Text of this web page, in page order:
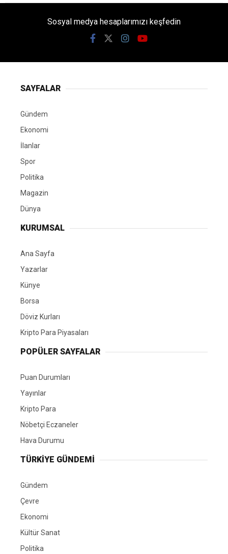
Sosyal medya hesaplarımızı keşfedin
SAYFALAR
Gündem
Ekonomi
İlanlar
Spor
Politika
Magazin
Dünya
KURUMSAL
Ana Sayfa
Yazarlar
Künye
Borsa
Döviz Kurları
Kripto Para Piyasaları
POPÜLER SAYFALAR
Puan Durumları
Yayınlar
Kripto Para
Nöbetçi Eczaneler
Hava Durumu
TÜRKIYE GÜNDEMI
Gündem
Çevre
Ekonomi
Kültür Sanat
Politika